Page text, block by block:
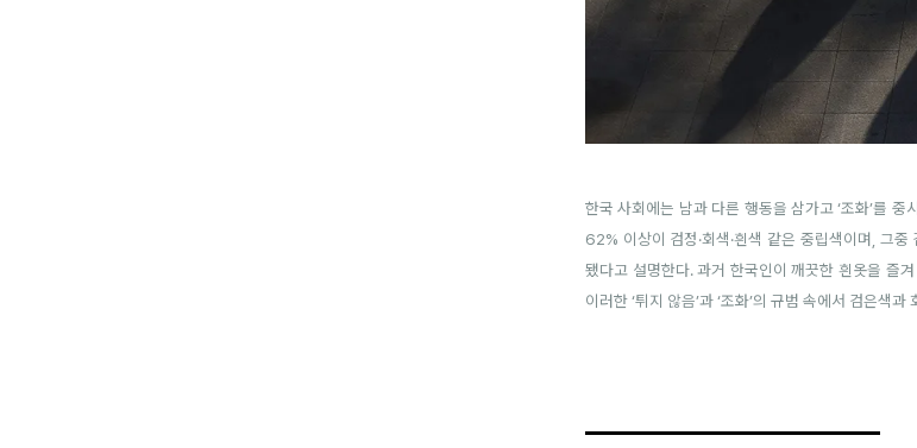
한국 사회에는 남과 다른 행동을 삼가고 ‘조화’를
62% 이상이 검정·회색·흰색 같은 중립색이며, 그
됐다고 설명한다. 과거 한국인이 깨끗한 흰옷을 즐
이러한 ‘튀지 않음’과 ‘조화’의 규범 속에서 검은색